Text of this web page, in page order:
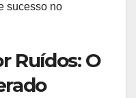
sucesso no
Ruídos: O